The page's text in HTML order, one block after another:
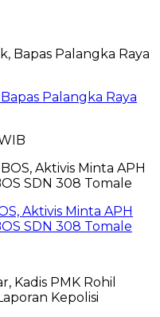
Palangka Raya
Aktivis Minta APH
SDN 308 Tomale